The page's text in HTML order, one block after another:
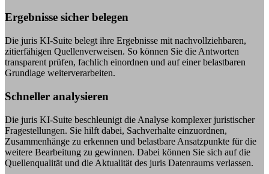
Ergebnisse sicher belegen
Die juris KI-Suite belegt ihre Ergebnisse mit nachvollziehbaren,
zitierfähigen Quellenverweisen. So können Sie die Antworten
transparent prüfen, fachlich einordnen und auf einer belastbaren
Grundlage weiterverarbeiten.
Schneller analysieren
Die juris KI-Suite beschleunigt die Analyse komplexer juristischer
Fragestellungen. Sie hilft dabei, Sachverhalte einzuordnen,
Zusammenhänge zu erkennen und belastbare Ansatzpunkte für die
weitere Bearbeitung zu gewinnen. Dabei können Sie sich auf die
Quellenqualität und die Aktualität des juris Datenraums verlassen.